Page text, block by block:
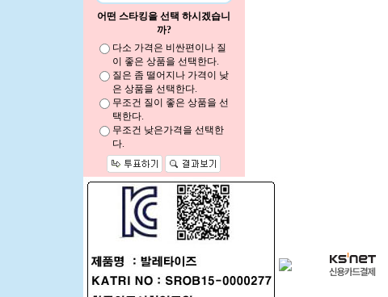
어떤 스타킹을 선택 하시겠습니
까?
다소 가격은 비싼편이나 질
이 좋은 상품을 선택한다.
질은 좀 떨어지나 가격이 낮
은 상품을 선택한다.
무조건 질이 좋은 상품을 선
택한다.
무조건 낮은가격을 선택한
다.